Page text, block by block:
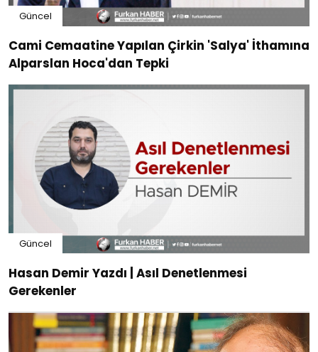
Güncel
Cami Cemaatine Yapılan Çirkin 'Salya' İthamına
Alparslan Hoca'dan Tepki
Güncel
Hasan Demir Yazdı | Asıl Denetlenmesi
Gerekenler